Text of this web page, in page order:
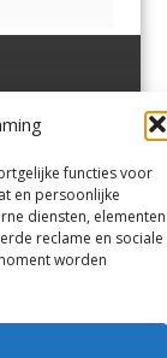
functies voor
en persoonlijke
diensten, elementen
reclame en sociale
worden
Velsen-Zuid,
en
.